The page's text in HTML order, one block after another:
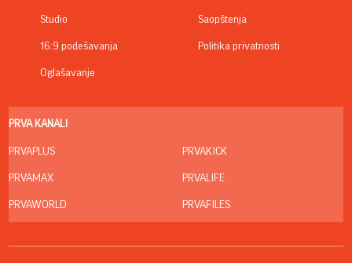
Studio
16:9 podešavanja
Oglašavanje
Saopštenja
Politika privatnosti
PRVA KANALI
PRVAPLUS
PRVAMAX
PRVAWORLD
PRVAKICK
PRVALIFE
PRVAFILES